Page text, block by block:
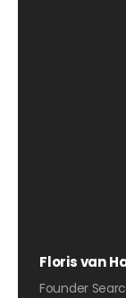
Floris van
Founder